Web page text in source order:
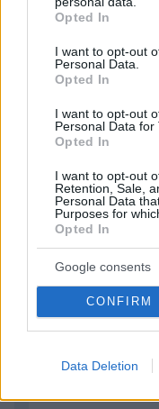
grant or deny consent
use your data for
consent section.
Opted In
I want to opt-out
Personal Data.
Opted In
I want to opt-out
Personal Data for
Opted In
I want to opt-out
Retention, Sale,
Personal Data
Purposes for
Opted In
Google consents
CONFIRM
Data Deletion
Μόνο Μητσοτάκης.
ΌΝΟΜΑ *
EMAIL